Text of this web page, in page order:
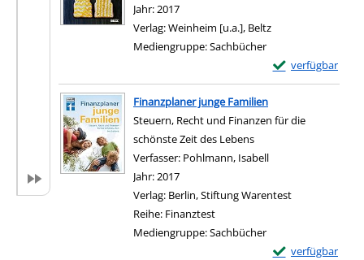
Jahr:2017
Verlag:Weinheim [u.a.], Beltz
Mediengruppe:Sachbücher
verfügbar
Exemplar-Details
Zum Download
Finanzplaner junge Familien
Steuern, Recht und Finanzen für die
schönste Zeit des Lebens
Verfasser: Pohlmann, Isabell
Jahr:2017
Verlag: Berlin, Stiftung Warentest
Reihe: Finanztest
Mediengruppe:Sachbücher
verfügbar
Exemplar-Details